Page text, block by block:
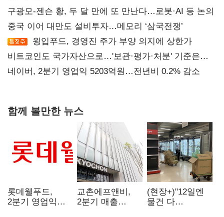
구광모-젠슨 황, 두 달 만에 또 만난다…로봇·AI 등 논의
중국 이어 대만도 설비투자…메모리 ‘삼국전쟁’
윙입푸드, 경영진 주가 부양 의지에 상한가
비트코인도 국가자산으로…'보관·평가·처분' 기준은
숙제
네이버, 2분기 영업익 5203억원…전년비 0.2% 감소
함께 볼만한 뉴스
롯데웰푸드,
2분기 영업익
교촌에프앤비,
2분기 매출
(현장+)"12일엔
물건 다